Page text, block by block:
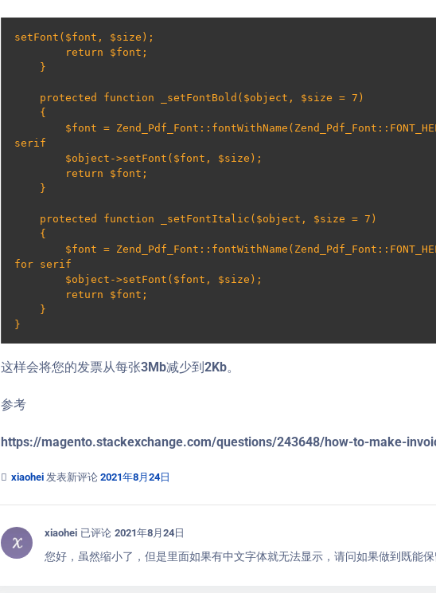
setFont($font, $size);
serif
for serif
}
这样会将您的发票从每张3Mb减少到2Kb。
参考
https://magento.stackexchange.com/questions/243648/how-to-make-
xiaohei 发表新评论 2021年8月24日
xiaohei 已评论 2021年8月24日
您好，虽然缩小了，但是里面如果有中文字体就无法显示，请问如果做到既能